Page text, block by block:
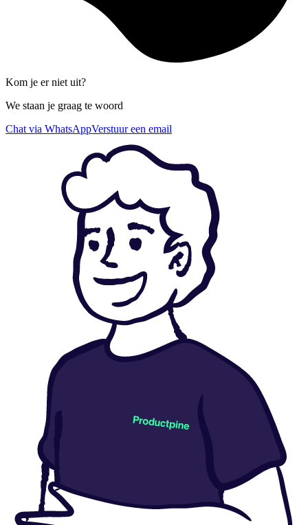
Kom je er niet uit?
We staan je graag te woord
Chat via WhatsAppVerstuur een email